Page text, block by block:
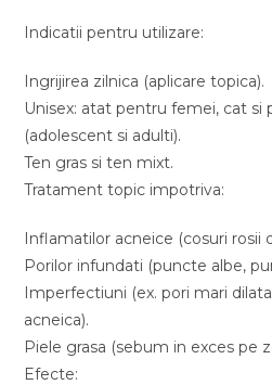
Indicatii pentru utilizare:
Ingrijirea zilnica (aplicare topica).
Unisex: atat pentru femei, cat si
(adolescent si adulti).
Ten gras si ten mixt.
Tratament topic impotriva:
Inflamatilor acneice (cosuri rosii
Porilor infundati (puncte albe,
Imperfectiuni (ex. pori mari
acneica).
Piele grasa (sebum in exces pe
Efecte: